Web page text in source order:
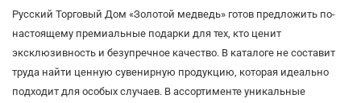
Русский Торговый Дом «Золотой медведь» готов предложить по-
настоящему премиальные подарки для тех, кто ценит
эксклюзивность и безупречное качество. В каталоге не составит
труда найти ценную сувенирную продукцию, которая идеально
подходит для особых случаев. В ассортименте уникальные